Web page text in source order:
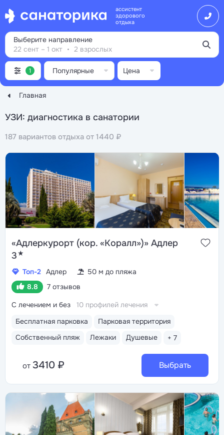
ассистент
здорового
отдыха
Главная
Выберите направление
22 сент – 1 окт
2 взрослых
УЗИ: диагностика в санатории
187 вариантов отдыха от 1440 ₽
1 Популярные Цена
«Адлеркурорт (кор. «Коралл»)» Адлер
3★
Топ-2 Адлер
50 м до пляжа
8.8
7 отзывов
Бесплатная парковка
Парковая территория
Собственный пляж
Лежаки Душевые + 7
С лечением и без 10 профилей лечения
от 3410 ₽ Выбрать